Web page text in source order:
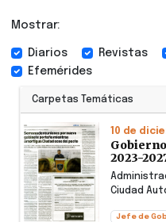
Mostrar:
Diarios Revistas
Efemérides
Carpetas Temáticas
10 de
2023-
Ciudad
Jefe de